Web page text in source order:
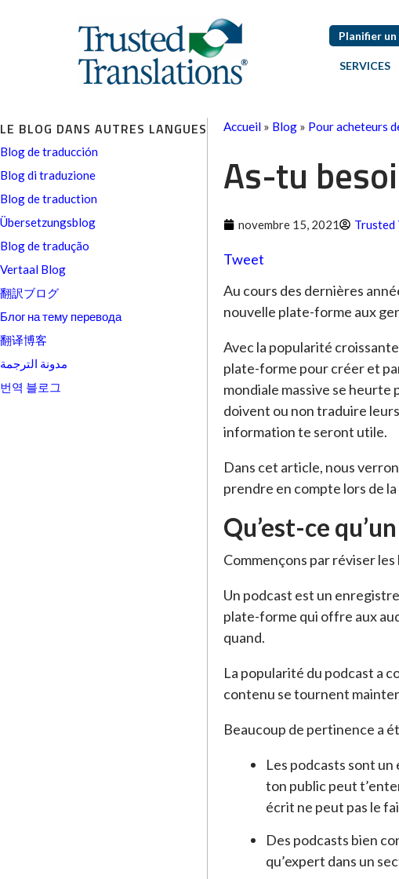
Planifier un
SERVICES
LE BLOG DANS AUTRES LANGUES
Blog de traducción
Blog di traduzione
Blog de traduction
Übersetzungsblog
Blog de tradução
Vertaal Blog
翻訳ブログ
Блог на тему перевода
翻译博客
مدونة الترجمة
번역 블로그
Accueil » Blog » Pour acheteurs
As-tu
novembre 15, 2021 Trusted
Tweet
Au cours des dernières
nouvelle plate-forme aux
Avec la popularité
plate-forme pour créer et
mondiale massive se heurte
doivent ou non traduire
information te seront utile.
Dans cet article, nous
prendre en compte lors de
Qu’est-ce
Commençons par réviser les
Un podcast est un
plate-forme qui offre aux
quand.
La popularité du podcast a
contenu se tournent
Beaucoup de pertinence a
Les podcasts sont
ton public peut
écrit ne peut pas le
Des podcasts bien
qu’expert dans un